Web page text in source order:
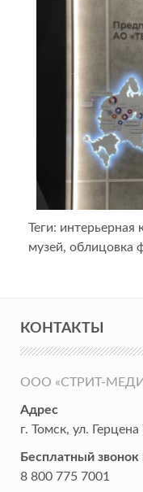
Теги: интерьерная
музей, облицовка
КОНТАКТЫ
ООО «СТРИТ-
Адрес
г. Томск, ул. Герцена
Бесплатный звонок
8 800 775 7001